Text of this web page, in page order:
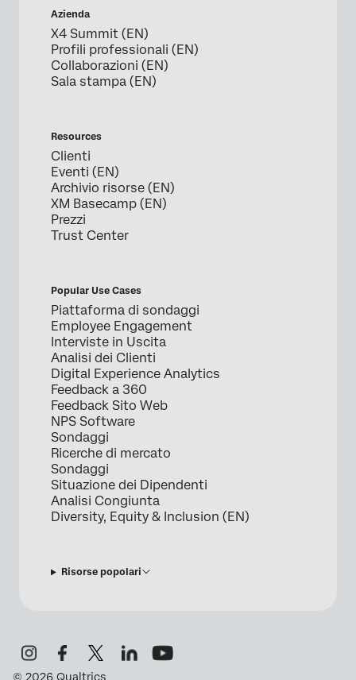
Azienda
X4 Summit (EN)
Profili professionali (EN)
Collaborazioni (EN)
Sala stampa (EN)
Resources
Clienti
Eventi (EN)
Archivio risorse (EN)
XM Basecamp (EN)
Prezzi
Trust Center
Popular Use Cases
Piattaforma di sondaggi
Employee Engagement
Interviste in Uscita
Analisi dei Clienti
Digital Experience Analytics
Feedback a 360
Feedback Sito Web
NPS Software
Sondaggi
Ricerche di mercato
Sondaggi
Situazione dei Dipendenti
Analisi Congiunta
Diversity, Equity & Inclusion (EN)
Risorse popolari
© 2026 Qualtrics